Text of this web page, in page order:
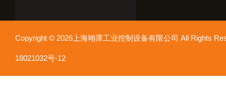
Copyright © 2026上海翊霈工业控制设备有限公司 All Rights
18021032号-12